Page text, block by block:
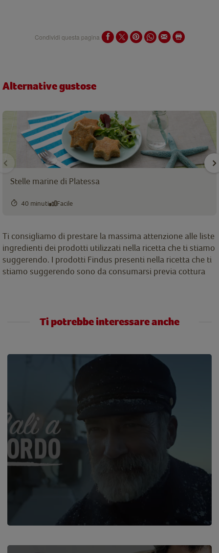
Condividi questa pagina
Alternative gustose
Stelle marine di Platessa
40 minuti Facile
Ti consigliamo di prestare la massima attenzione alle liste
ingredienti dei prodotti utilizzati nella ricetta che ti stiamo
suggerendo. I prodotti Findus presenti nella ricetta che ti
stiamo suggerendo sono da consumarsi previa cottura
Ti potrebbe interessare anche